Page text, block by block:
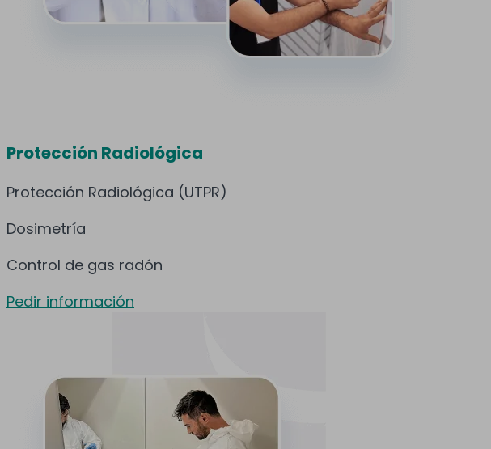
Protección Radiológica
Protección Radiológica (UTPR)
Dosimetría
Control de gas radón
Pedir información